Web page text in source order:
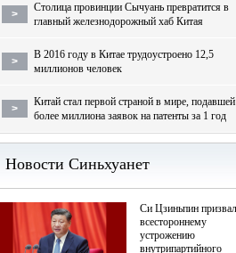
>
Столица провинции Сычуань превратится в
главный железнодорожный хаб Китая
>
В 2016 году в Китае трудоустроено 12,5
миллионов человек
>
Китай стал первой страной в мире, подавшей
более миллиона заявок на патенты за 1 год